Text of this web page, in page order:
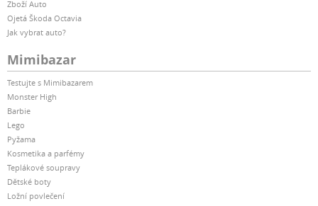
Zboží Auto
Ojetá Škoda Octavia
Jak vybrat auto?
Mimibazar
Testujte s Mimibazarem
Monster High
Barbie
Lego
Pyžama
Kosmetika a parfémy
Teplákové soupravy
Dětské boty
Ložní povlečení